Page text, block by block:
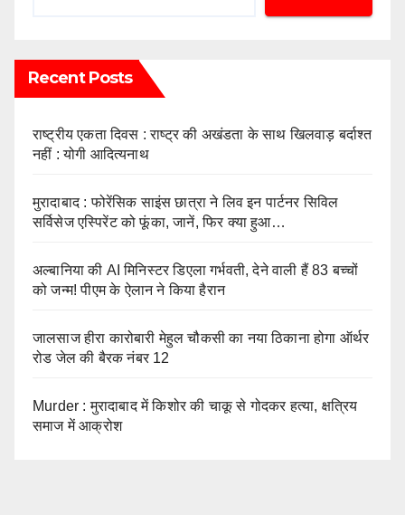
Recent Posts
राष्ट्रीय एकता दिवस : राष्ट्र की अखंडता के साथ खिलवाड़ बर्दाश्त
नहीं : योगी आदित्यनाथ
मुरादाबाद : फोरेंसिक साइंस छात्रा ने लिव इन पार्टनर सिविल
सर्विसेज एस्पिरेंट को फूंका, जानें, फिर क्या हुआ…
अल्बानिया की AI मिनिस्‍टर डिएला गर्भवती, देने वाली हैं 83 बच्चों
को जन्‍म! पीएम के ऐलान ने किया हैरान
जालसाज हीरा कारोबारी मेहुल चौकसी का नया ठिकाना होगा ऑर्थर
रोड जेल की बैरक नंबर 12
Murder : मुरादाबाद में किशोर की चाकू से गोदकर हत्या, क्षत्रिय
समाज में आक्रोश